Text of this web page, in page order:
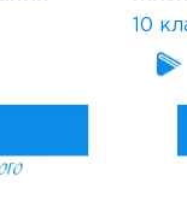
10